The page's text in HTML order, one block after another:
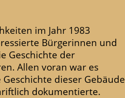
im Jahr 1983
Bürgerinnen und
Geschichte der
Allen voran war es
dieser Gebäude
dokumentierte.